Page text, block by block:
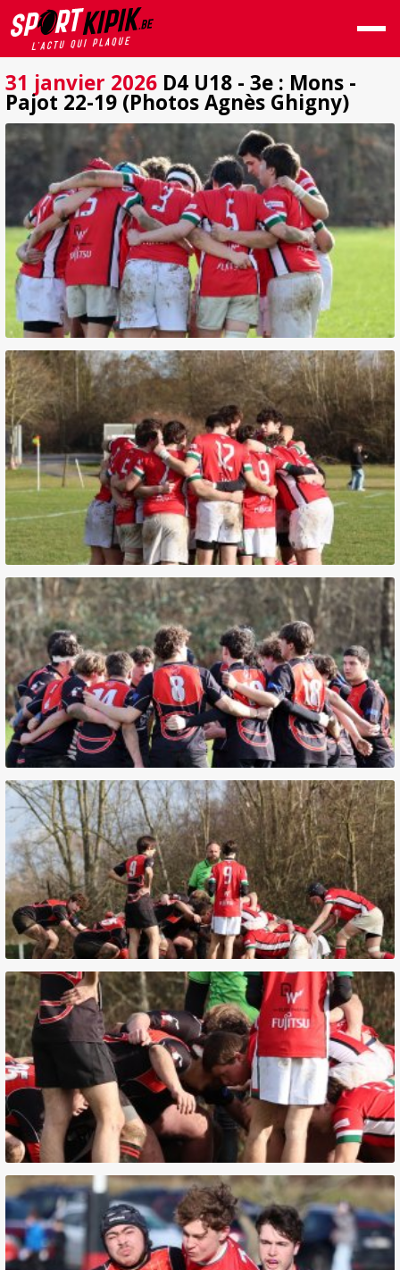
31 janvier 2026 D4 U18 - 3e : Mons -
Pajot 22-19 (Photos Agnès Ghigny)